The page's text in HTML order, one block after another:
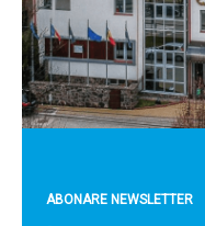
ABONARE NEWSLETTER